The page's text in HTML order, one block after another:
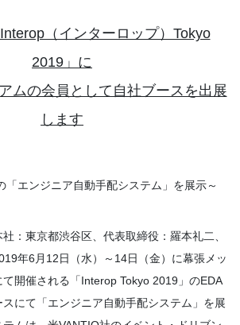
（インターロップ）Tokyo
2019」に
ムの会員として自社ブースを出展
します
「エンジニア自動手配システム」を展示～
：東京都渋谷区、代表取締役：羅本礼二、
年6月12日（水）～14日（金）に幕張メッ
開催される「Interop Tokyo 2019」のEDA
にて「エンジニア自動手配システム」を展